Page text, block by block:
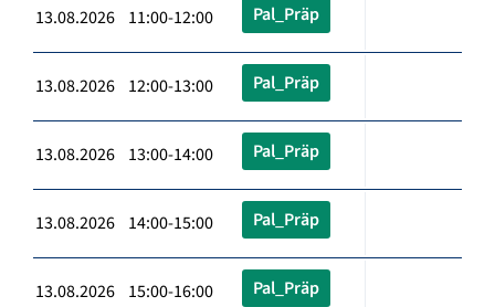
13.08.2026 11:00-12:00 Pal_Präp
13.08.2026 12:00-13:00 Pal_Präp
13.08.2026 13:00-14:00 Pal_Präp
13.08.2026 14:00-15:00 Pal_Präp
13.08.2026 15:00-16:00 Pal_Präp